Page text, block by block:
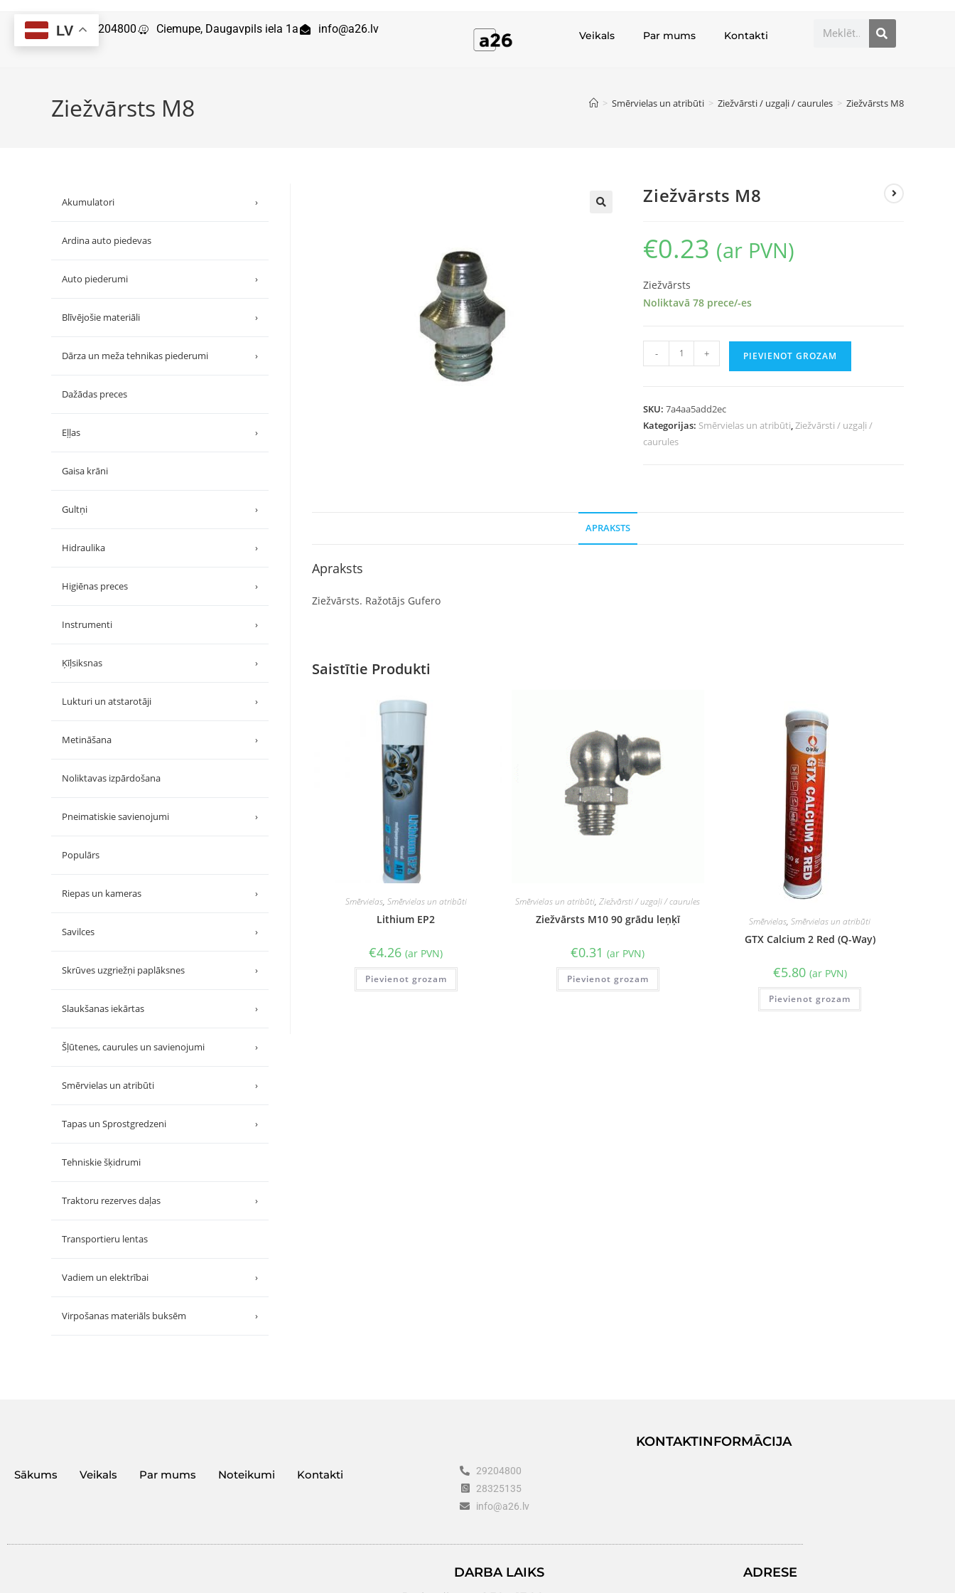
29204800 Ciemupe, Daugavpils iela 1a info@a26.lv Veikals Par mums Kontakti
Ziežvārsts M8 > Smērvielas un atribūti > Ziežvārsti / uzgaļi / caurules > Ziežvārsts M8
Ziežvārsts M8
€0.23 (ar PVN)
Ziežvārsts
Noliktavā 78 prece/-es
- + PIEVIENOT GROZAM
SKU:7a4aa5add2ec
Kategorijas: Smērvielas un atribūti,Ziežvārsti / uzgaļi /
caurules
APRAKSTS
Apraksts
Ziežvārsts. Ražotājs Gufero
Saistītie Produkti
Smērvielas, Smērvielas un atribūti
Lithium EP2
€4.26 (ar PVN)
Pievienot grozam
Smērvielas un atribūti,Ziežvārsti / uzgaļi / caurules
Ziežvārsts M10 90 grādu leņķī
€0.31 (ar PVN)
Pievienot grozam
Smērvielas,Smērvielas un atribūti
GTX Calcium 2 Red (Q-Way)
€5.80 (ar PVN)
Pievienot grozam
Akumulatori ›
Ardina auto piedevas
Auto piederumi ›
Blīvējošie materiāli ›
Dārza un meža tehnikas piederumi ›
Dažādas preces
Eļļas ›
Gaisa krāni
Gultņi ›
Hidraulika ›
Higiēnas preces ›
Instrumenti ›
Ķīļsiksnas ›
Lukturi un atstarotāji ›
Metināšana ›
Noliktavas izpārdošana
Pneimatiskie savienojumi ›
Populārs
Riepas un kameras ›
Savilces ›
Skrūves uzgriežņi paplāksnes ›
Slaukšanas iekārtas ›
Šļūtenes, caurules un savienojumi ›
Smērvielas un atribūti ›
Tapas un Sprostgredzeni ›
Tehniskie šķidrumi
Traktoru rezerves daļas ›
Transportieru lentas
Vadiem un elektrībai ›
Virpošanas materiāls buksēm ›
Sākums Veikals Par mums Noteikumi Kontakti
KONTAKTINFORMĀCIJA
29204800
28325135
info@a26.lv
DARBA LAIKS ADRESE
LV